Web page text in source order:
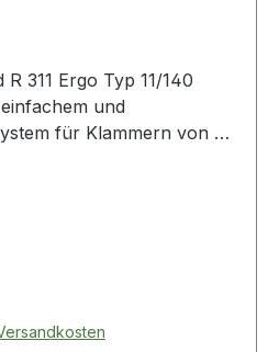
311 Ergo Typ 11/140
und
für Klammern von 6